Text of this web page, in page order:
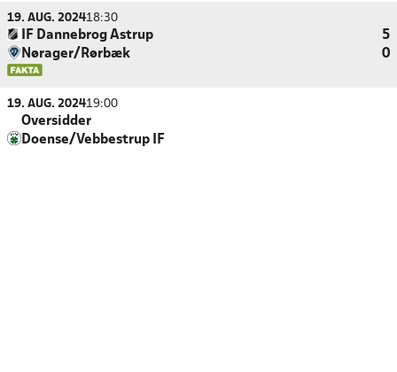
19. AUG. 202418:30
IF Dannebrog Astrup
5
Nørager/Rørbæk
0
19. AUG. 202419:00
Oversidder
Doense/Vebbestrup IF